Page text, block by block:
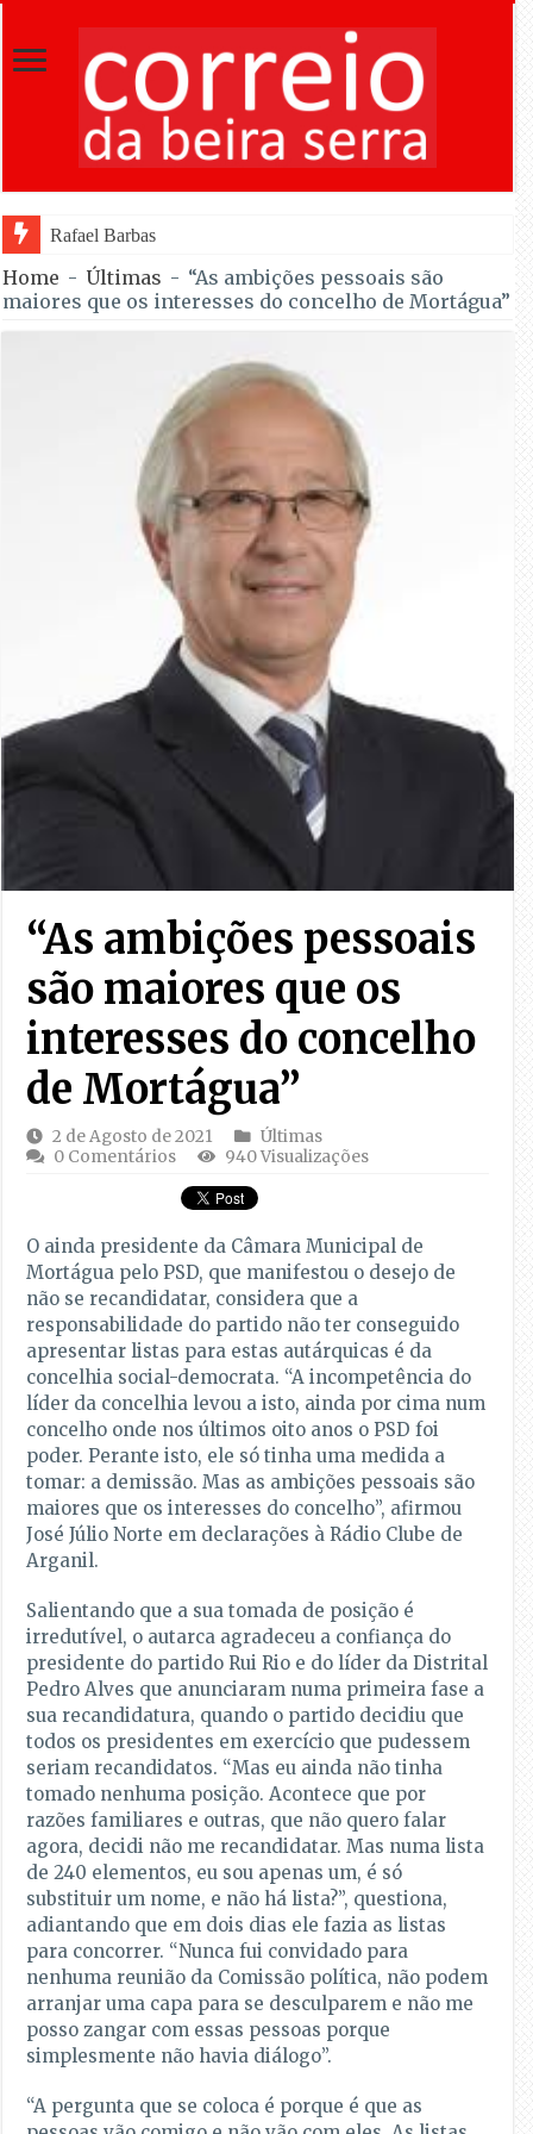
Rafael Barbas foi sétimo na Torre na estreia
Home - Últimas - “As ambições pessoais são
maiores que os interesses do concelho de Mortágua”
“As ambições pessoais
são maiores que os
interesses do concelho
de Mortágua”
2 de Agosto de 2021
Últimas
0 Comentários
940 Visualizações
O ainda presidente da Câmara Municipal de
Mortágua pelo PSD, que manifestou o desejo de
não se recandidatar, considera que a
responsabilidade do partido não ter conseguido
apresentar listas para estas autárquicas é da
concelhia social-democrata. “A incompetência do
líder da concelhia levou a isto, ainda por cima num
concelho onde nos últimos oito anos o PSD foi
poder. Perante isto, ele só tinha uma medida a
tomar: a demissão. Mas as ambições pessoais são
maiores que os interesses do concelho”, afirmou
José Júlio Norte em declarações à Rádio Clube de
Arganil.
Salientando que a sua tomada de posição é
irredutível, o autarca agradeceu a confiança do
presidente do partido Rui Rio e do líder da Distrital
Pedro Alves que anunciaram numa primeira fase a
sua recandidatura, quando o partido decidiu que
todos os presidentes em exercício que pudessem
seriam recandidatos. “Mas eu ainda não tinha
tomado nenhuma posição. Acontece que por
razões familiares e outras, que não quero falar
agora, decidi não me recandidatar. Mas numa lista
de 240 elementos, eu sou apenas um, é só
substituir um nome, e não há lista?”, questiona,
adiantando que em dois dias ele fazia as listas
para concorrer. “Nunca fui convidado para
nenhuma reunião da Comissão política, não podem
arranjar uma capa para se desculparem e não me
posso zangar com essas pessoas porque
simplesmente não havia diálogo”.
“A pergunta que se coloca é porque é que as